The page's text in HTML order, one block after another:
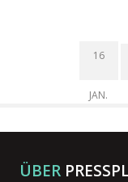
16
JAN.
ÜBER